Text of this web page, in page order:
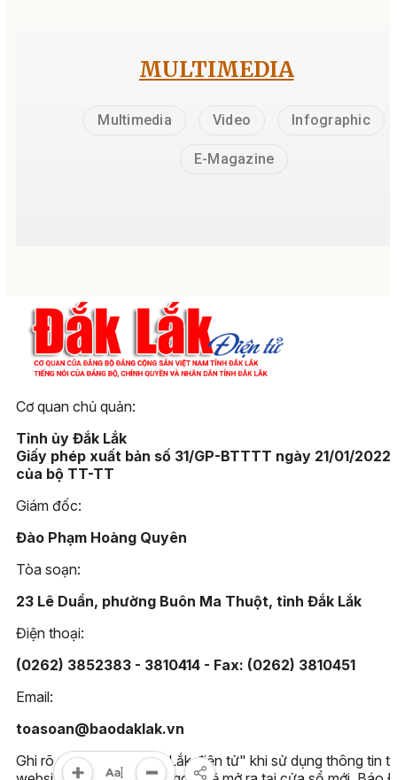
MULTIMEDIA
Multimedia Video Infographic
E-Magazine
Cơ quan chủ quản:
Tỉnh ủy Đắk Lắk
Giấy phép xuất bản số 31/GP-BTTTT ngày 21/01/2022
của bộ TT-TT
Giám đốc:
Đào Phạm Hoàng Quyên
Tòa soạn:
23 Lê Duẩn, phường Buôn Ma Thuột, tỉnh Đắk Lắk
Điện thoại:
(0262) 3852383 - 3810414 - Fax: (0262) 3810451
Email:
toasoan@baodaklak.vn
Ghi rõ nguồn "Báo Đắk Lắk điện tử" khi sử dụng thông tin